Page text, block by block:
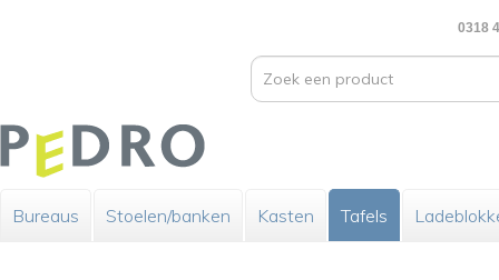
0318
Bureaus Stoelen/banken Kasten Tafels